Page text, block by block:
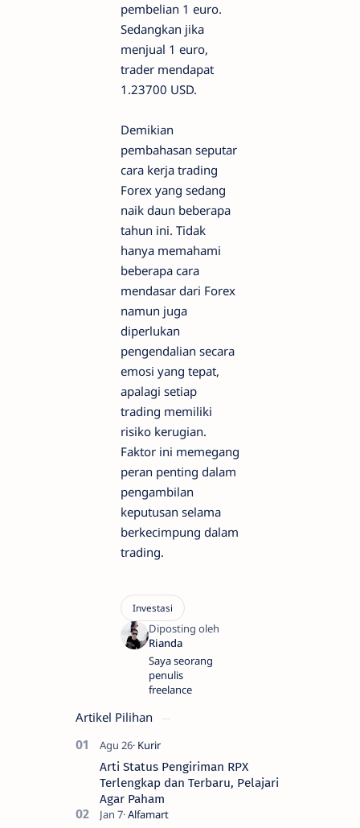
pembelian 1 euro.
Sedangkan jika
menjual 1 euro,
trader mendapat
1.23700 USD.
Demikian
pembahasan seputar
cara kerja trading
Forex yang sedang
naik daun beberapa
tahun ini. Tidak
hanya memahami
beberapa cara
mendasar dari Forex
namun juga
diperlukan
pengendalian secara
emosi yang tepat,
apalagi setiap
trading memiliki
risiko kerugian.
Faktor ini memegang
peran penting dalam
pengambilan
keputusan selama
berkecimpung dalam
trading.
Saya seorang
penulis
freelance
Artikel Pilihan
Arti Status Pengiriman RPX
Terlengkap dan Terbaru, Pelajari
Agar Paham